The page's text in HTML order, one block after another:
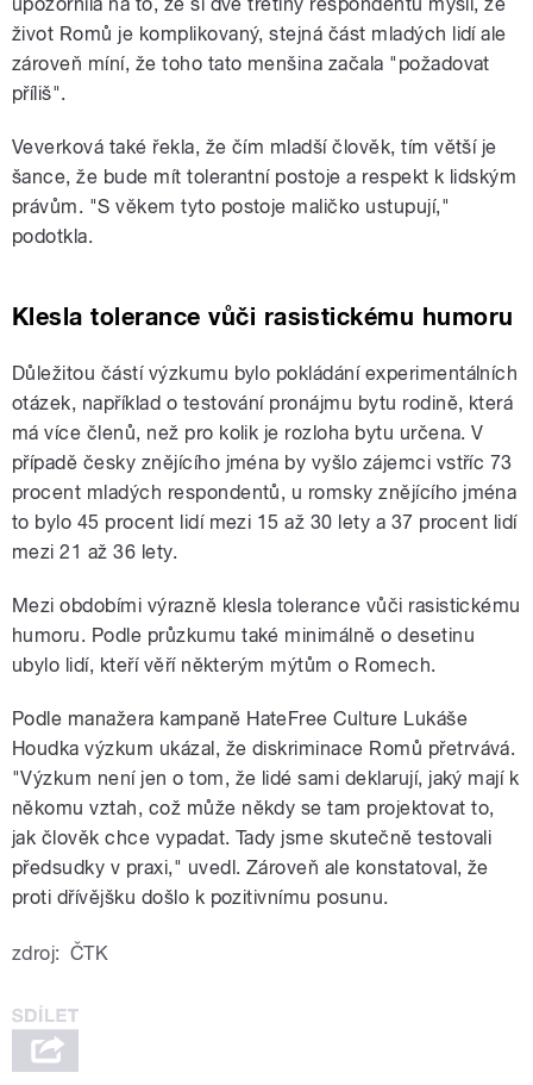
život Romů je komplikovaný, stejná část mladých lidí ale
zároveň míní, že toho tato menšina začala "požadovat
příliš".
Veverková také řekla, že čím mladší člověk, tím větší je
šance, že bude mít tolerantní postoje a respekt k lidským
právům. "S věkem tyto postoje maličko ustupují,"
podotkla.
Klesla tolerance vůči rasistickému humoru
Důležitou částí výzkumu bylo pokládání experimentálních
otázek, například o testování pronájmu bytu rodině, která
má více členů, než pro kolik je rozloha bytu určena. V
případě česky znějícího jména by vyšlo zájemci vstříc 73
procent mladých respondentů, u romsky znějícího jména
to bylo 45 procent lidí mezi 15 až 30 lety a 37 procent lidí
mezi 21 až 36 lety.
Mezi obdobími výrazně klesla tolerance vůči rasistickému
humoru. Podle průzkumu také minimálně o desetinu
ubylo lidí, kteří věří některým mýtům o Romech.
Podle manažera kampaně HateFree Culture Lukáše
Houdka výzkum ukázal, že diskriminace Romů přetrvává.
"Výzkum není jen o tom, že lidé sami deklarují, jaký mají k
někomu vztah, což může někdy se tam projektovat to,
jak člověk chce vypadat. Tady jsme skutečně testovali
předsudky v praxi," uvedl. Zároveň ale konstatoval, že
proti dřívějšku došlo k pozitivnímu posunu.
zdroj: ČTK